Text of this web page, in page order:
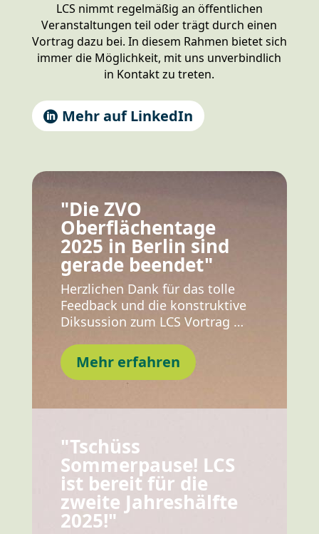
LCS nimmt regelmäßig an öffentlichen
Veranstaltungen teil oder trägt durch einen
Vortrag dazu bei. In diesem Rahmen bietet sich
immerdie Möglichkeit, mit uns unverbindlich
in Kontakt zu treten.
Mehr auf LinkedIn
"Die ZVO
Oberflächentage
2025 in Berlin sind
gerade beendet"
Herzlichen Dank für das tolle
Feedback und die konstruktive
Diksussion zum LCS Vortrag …
Mehr erfahren
"Tschüss
Sommerpause! LCS
ist bereit für die
zweite Jahreshälfte
2025!"